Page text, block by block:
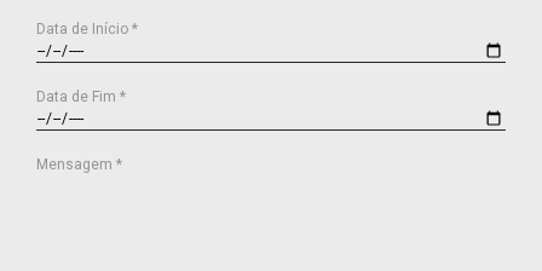
Data de Início *
Data de Fim *
Mensagem *